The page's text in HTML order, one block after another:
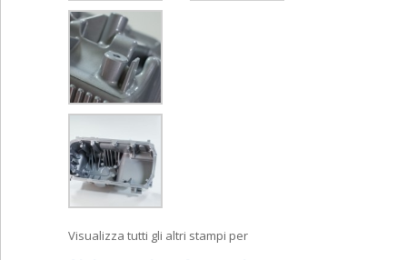
Visualizza tutti gli altri stampi per